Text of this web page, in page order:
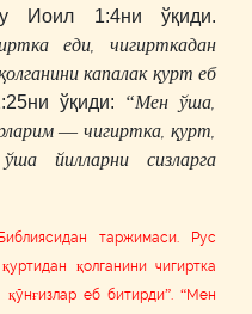
Иоил 1:4ни ўқиди.
еди, чигирткадан
капалак қурт еб
ўқиди: “Мен ўша,
― чигиртка, қурт,
йилларни сизларга
таржимаси. Рус
қолганини чигиртка
еб битирди”. “Мен